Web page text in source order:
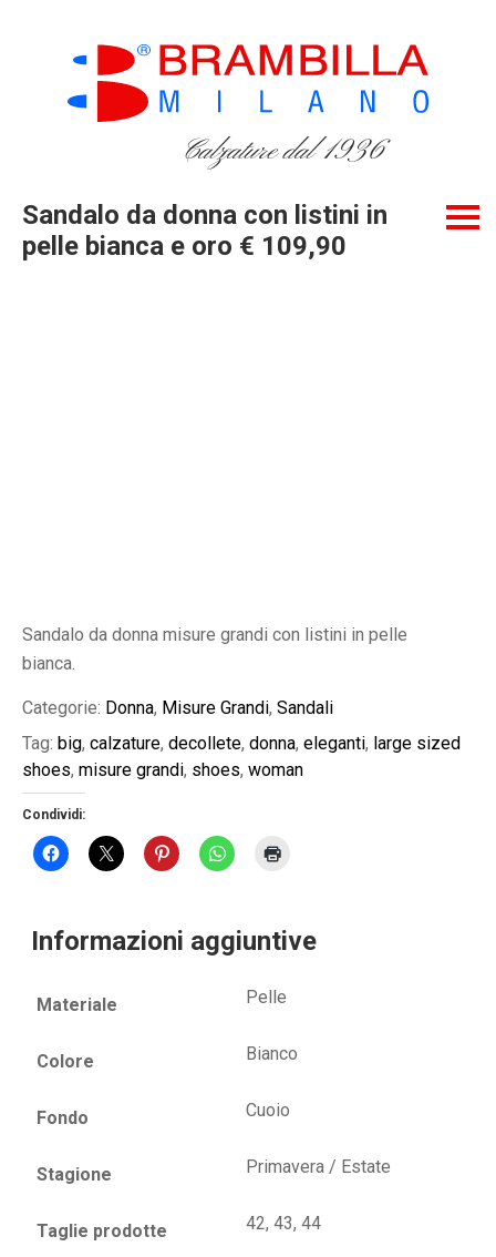
Calzature dal 1936
Sandalo da donna con listini in
pelle bianca e oro € 109,90
Sandalo da donna misure grandi con listini in pelle
bianca.
Categorie: Donna, Misure Grandi, Sandali
Tag: big, calzature, decollete, donna, eleganti, large sized
shoes, misure grandi, shoes, woman
Condividi:
Informazioni aggiuntive
Materiale Pelle
Colore Bianco
Fondo Cuoio
Stagione Primavera / Estate
Taglie prodotte 42, 43, 44